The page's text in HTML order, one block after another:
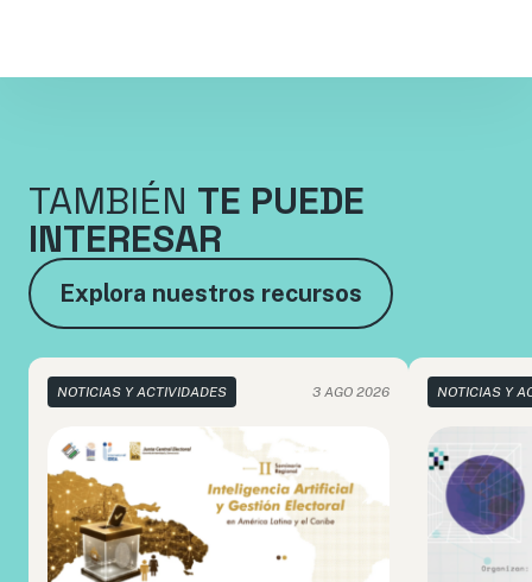
TAMBIÉN TE PUEDE
INTERESAR
Explora nuestros recursos
NOTICIAS Y ACTIVIDADES 3 AGO 2026 NOTICIAS Y